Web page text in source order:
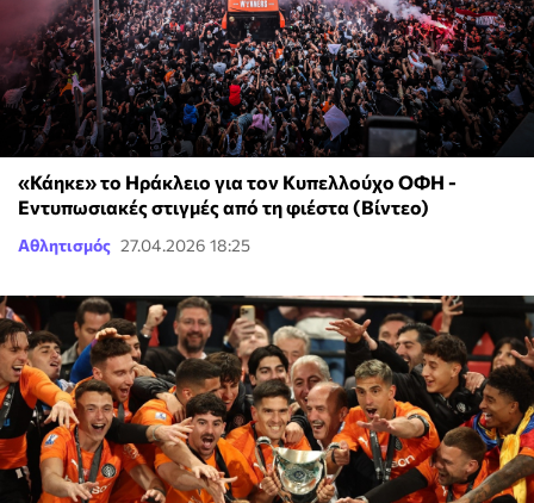
«Κάηκε» το Ηράκλειο για τον Κυπελλούχο ΟΦΗ -
Εντυπωσιακές στιγμές από τη φιέστα (Βίντεο)
Αθλητισμός 27.04.2026 18:25